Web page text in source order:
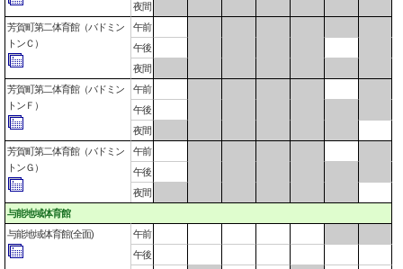
夜間
芳賀町第二体育館（バドミン
トンＣ）
午前
午後
夜間
芳賀町第二体育館（バドミン
トンＦ）
午前
午後
夜間
芳賀町第二体育館（バドミン
トンＧ）
午前
午後
夜間
与能地域体育館
与能地域体育館(全面)
午前
午後